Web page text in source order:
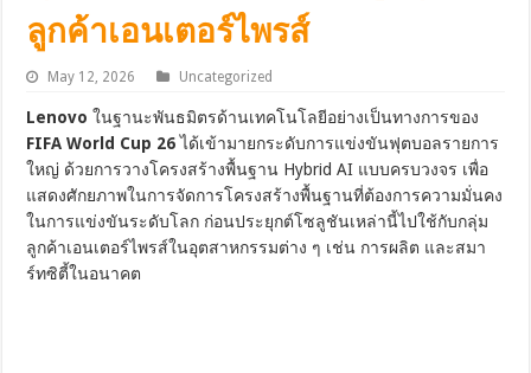
ลูกค้าเอนเตอร์ไพรส์
May 12, 2026 Uncategorized
Lenovo ในฐานะพันธมิตรด้านเทคโนโลยีอย่างเป็นทางการของ
FIFA World Cup 26ได้เข้ามายกระดับการแข่งขันฟุตบอลรายการ
ใหญ่ ด้วยการวางโครงสร้างพื้นฐาน Hybrid AI แบบครบวงจร เพื่อ
แสดงศักยภาพในการจัดการโครงสร้างพื้นฐานที่ต้องการความมั่นคง
ในการแข่งขันระดับโลก ก่อนประยุกต์โซลูชันเหล่านี้ไปใช้กับกลุ่ม
ลูกค้าเอนเตอร์ไพรส์ในอุตสาหกรรมต่าง ๆ เช่น การผลิต และสมา
ร์ทซิตี้ในอนาคต